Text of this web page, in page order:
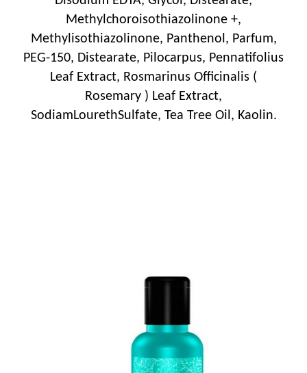
Methylchoroisothiazolinone +,
Methylisothiazolinone, Panthenol, Parfum,
PEG-150, Distearate, Pilocarpus, Pennatifolius
Leaf Extract, Rosmarinus Officinalis (
Rosemary ) Leaf Extract,
SodiamLourethSulfate, Tea Tree Oil, Kaolin.